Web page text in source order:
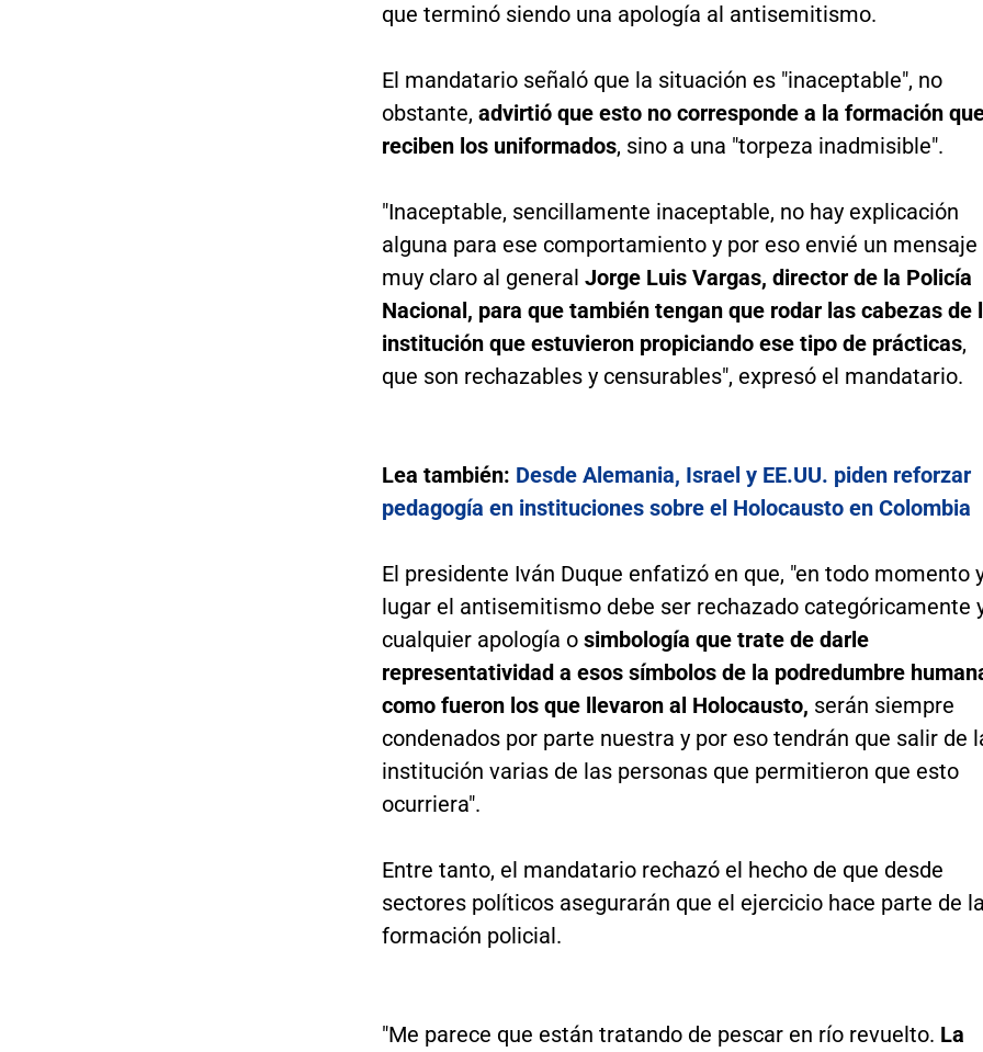
que terminó siendo una apología al antisemitismo.
El mandatario señaló que la situación es "inaceptable", no
obstante, advirtió que esto no corresponde a la formación
reciben los uniformados, sino a una "torpeza inadmisible".
"Inaceptable, sencillamente inaceptable, no hay explicación
alguna para ese comportamiento y por eso envié un mensaje
muy claro al general Jorge Luis Vargas, director de la Policía
Nacional, para que también tengan que rodar las cabezas de
institución que estuvieron propiciando ese tipo de prácticas,
que son rechazables y censurables", expresó el mandatario.
Lea también: Desde Alemania, Israel y EE.UU. piden reforzar
pedagogía en instituciones sobre el Holocausto en Colombia
El presidente Iván Duque enfatizó en que, "en todo momento
lugar el antisemitismo debe ser rechazado categóricamente
cualquier apología o simbología que trate de darle
representatividad a esos símbolos de la podredumbre
como fueron los que llevaron al Holocausto, serán siempre
condenados por parte nuestra y por eso tendrán que salir de
institución varias de las personas que permitieron que esto
ocurriera".
Entre tanto, el mandatario rechazó el hecho de que desde
sectores políticos asegurarán que el ejercicio hace parte de
formación policial.
"Me parece que están tratando de pescar en río revuelto. La